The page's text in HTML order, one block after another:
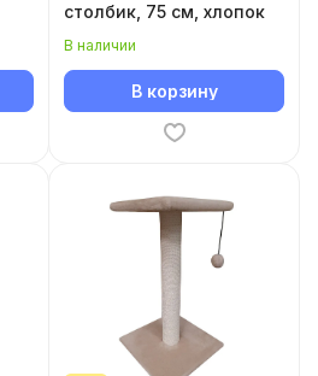
столбик, 75 см, хлопок
В наличии
В корзину